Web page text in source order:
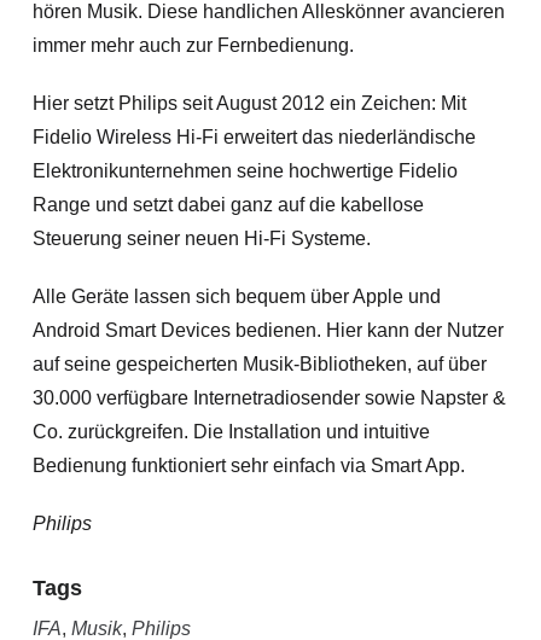
hören Musik. Diese handlichen Alleskönner avancieren
immer mehr auch zur Fernbedienung.
Hier setzt Philips seit August 2012 ein Zeichen: Mit
Fidelio Wireless Hi-Fi erweitert das niederländische
Elektronikunternehmen seine hochwertige Fidelio
Range und setzt dabei ganz auf die kabellose
Steuerung seiner neuen Hi-Fi Systeme.
Alle Geräte lassen sich bequem über Apple und
Android Smart Devices bedienen. Hier kann der Nutzer
auf seine gespeicherten Musik-Bibliotheken, auf über
30.000 verfügbare Internetradiosender sowie Napster &
Co. zurückgreifen. Die Installation und intuitive
Bedienung funktioniert sehr einfach via Smart App.
Philips
Tags
IFA, Musik, Philips